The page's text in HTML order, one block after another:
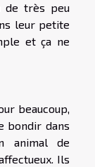
de très peu
leur petite
et ça ne
beaucoup,
bondir dans
animal de
Ils